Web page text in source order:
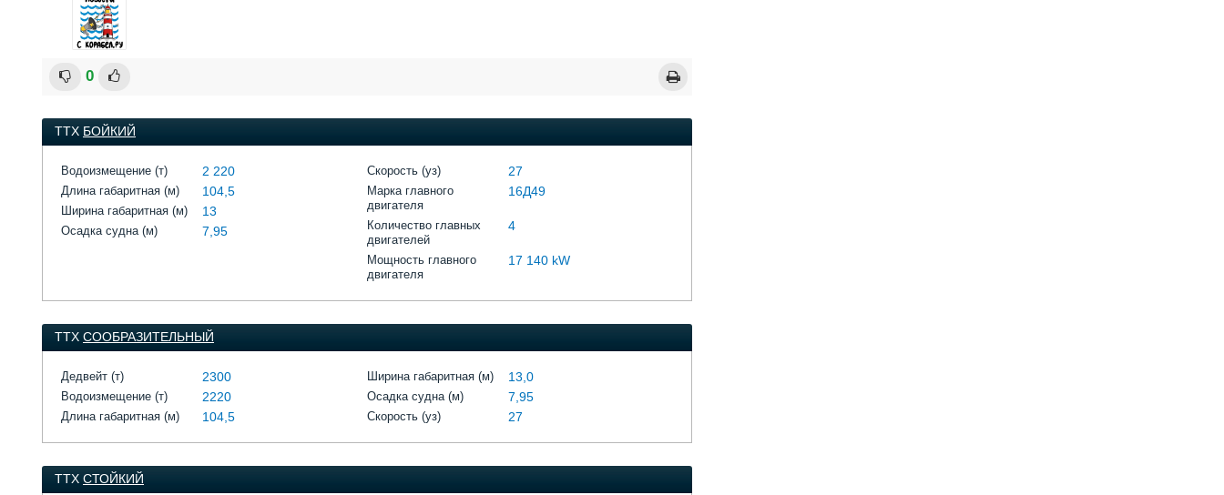
0
ТТХ БОЙКИЙ
Водоизмещение (т) 2 220
Длина габаритная (м) 104,5
Ширина габаритная (м) 13
Осадка судна (м) 7,95
Скорость (уз) 27
Марка главного
двигателя
16Д49
Количество главных
двигателей
4
Мощность главного
двигателя
17 140 kW
ТТХ СООБРАЗИТЕЛЬНЫЙ
Дедвейт (т) 2300
Водоизмещение (т) 2220
Длина габаритная (м) 104,5
Ширина габаритная (м) 13,0
Осадка судна (м) 7,95
Скорость (уз) 27
ТТХ СТОЙКИЙ